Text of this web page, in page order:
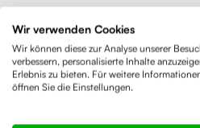
Wir verwenden Cookies
Wir können diese zur Analyse unserer
verbessern, personalisierte Inhalte
Erlebnis zu bieten. Für weitere
öffnen Sie die Einstellungen.